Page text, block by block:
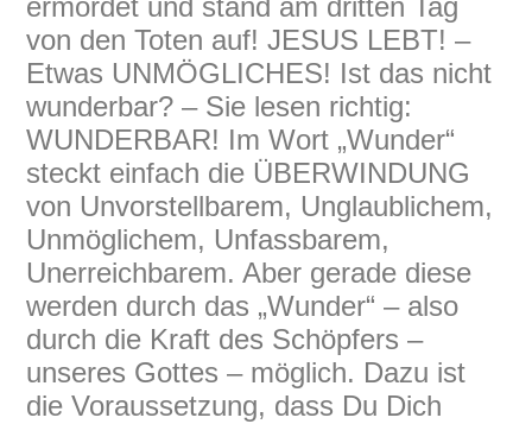
von den Toten auf! JESUS LEBT! –
Etwas UNMÖGLICHES! Ist das nicht
wunderbar? – Sie lesen richtig:
WUNDERBAR! Im Wort „Wunder“
steckt einfach die ÜBERWINDUNG
von Unvorstellbarem, Unglaublichem,
Unmöglichem, Unfassbarem,
Unerreichbarem. Aber gerade diese
werden durch das „Wunder“ – also
durch die Kraft des Schöpfers –
unseres Gottes – möglich. Dazu ist
die Voraussetzung, dass Du Dich